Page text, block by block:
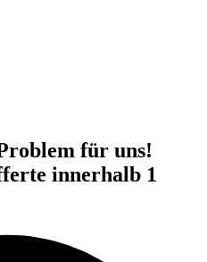
für uns!
innerhalb 1